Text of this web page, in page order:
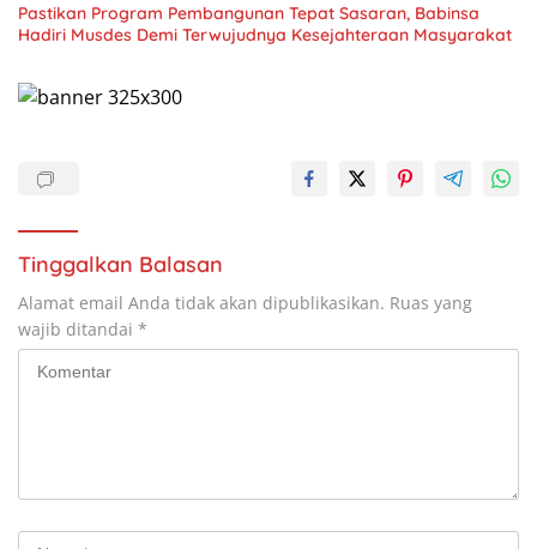
Pastikan Program Pembangunan Tepat Sasaran, Babinsa
Hadiri Musdes Demi Terwujudnya Kesejahteraan Masyarakat
Tinggalkan Balasan
Alamat email Anda tidak akan dipublikasikan. Ruas yang
wajib ditandai *